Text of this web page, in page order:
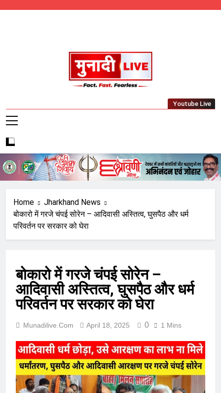
Munadi Live – Jharkhand's Leading Local
Youtube Live
Home
Jharkhand News
बोकारो में गरजे चंपई सोरेन – आदिवासी अस्तित्व, घुसपैठ और धर्म
परिवर्तन पर सरकार को घेरा
बोकारो में गरजे चंपई सोरेन –
आदिवासी अस्तित्व, घुसपैठ और धर्म
परिवर्तन पर सरकार को घेरा
Munadilive.com April 18, 2025 0 1 Mins